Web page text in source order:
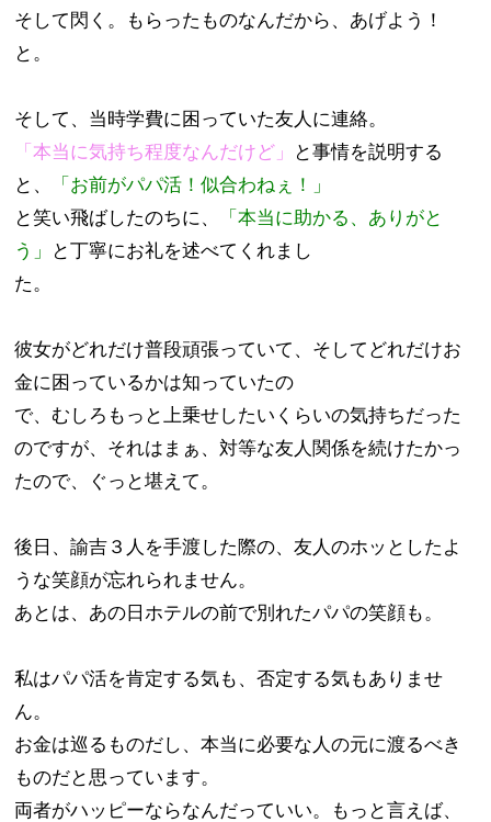
そして閃く。もらったものなんだから、あげよう！
と。
そして、当時学費に困っていた友人に連絡。
「本当に気持ち程度なんだけど」
と事情を説明する
と、
「お前がパパ活！似合わねぇ！」
と笑い飛ばしたのちに、
「本当に助かる、ありがと
う」
と丁寧にお礼を述べてくれまし
た。
彼女がどれだけ普段頑張っていて、そしてどれだけお
金に困っているかは知っていたの
で、むしろもっと上乗せしたいくらいの気持ちだった
のですが、それはまぁ、対等な友人関係を続けたかっ
たので、ぐっと堪えて。
後日、諭吉３人を手渡した際の、友人のホッとしたよ
うな笑顔が忘れられません。
あとは、あの日ホテルの前で別れたパパの笑顔も。
私はパパ活を肯定する気も、否定する気もありませ
ん。
お金は巡るものだし、本当に必要な人の元に渡るべき
ものだと思っています。
両者がハッピーならなんだっていい。もっと言えば、